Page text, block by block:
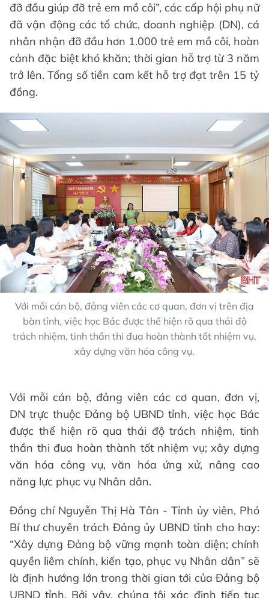
đỡ đầu giúp đỡ trẻ em mồ côi”, các cấp hội phụ nữ
đã vận động các tổ chức, doanh nghiệp (DN), cá
nhân nhận đỡ đầu hơn 1.000 trẻ em mồ côi, hoàn
cảnh đặc biệt khó khăn; thời gian hỗ trợ từ 3 năm
trở lên. Tổng số tiền cam kết hỗ trợ đạt trên 15 tỷ
đồng.
Với mỗi cán bộ, đảng viên các cơ quan, đơn vị trên địa
bàn tỉnh, việc học Bác được thể hiện rõ qua thái độ
trách nhiệm, tinh thần thi đua hoàn thành tốt nhiệm vụ,
xây dựng văn hóa công vụ.
Với mỗi cán bộ, đảng viên các cơ quan, đơn vị,
DN trực thuộc Đảng bộ UBND tỉnh, việc học Bác
được thể hiện rõ qua thái độ trách nhiệm, tinh
thần thi đua hoàn thành tốt nhiệm vụ; xây dựng
văn hóa công vụ, văn hóa ứng xử, nâng cao
năng lực phục vụ Nhân dân.
Đồng chí Nguyễn Thị Hà Tân - Tỉnh ủy viên, Phó
Bí thư chuyên trách Đảng ủy UBND tỉnh cho hay:
“Xây dựng Đảng bộ vững mạnh toàn diện; chính
quyền liêm chính, kiến tạo, phục vụ Nhân dân” sẽ
là định hướng lớn trong thời gian tới của Đảng bộ
UBND tỉnh. Bởi vậy, chúng tôi xác định tiếp tục